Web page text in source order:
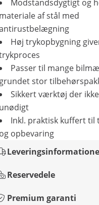
Modstandsdygtigt og
materiale af stål med
Høj trykopbygning
Passer til mange
grundet stor
Sikkert værktøj der
unødigt
Inkl. praktisk kuffert
og opbevaring
Reservedele
Premium garanti